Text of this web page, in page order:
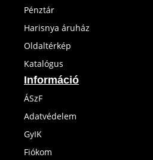
Pénztár
Harisnya áruház
Oldaltérkép
Katalógus
Információ
ÁSzF
Adatvédelem
GyIK
Fiókom